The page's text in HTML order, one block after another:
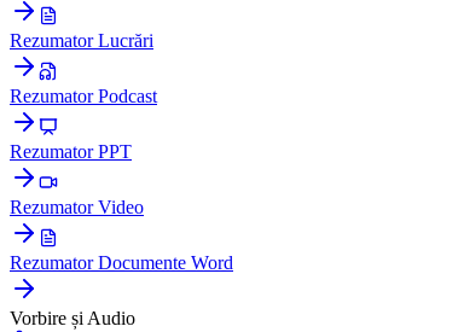
Rezumator Lucrări
Rezumator Podcast
Rezumator PPT
Rezumator Video
Rezumator Documente Word
Vorbire și Audio